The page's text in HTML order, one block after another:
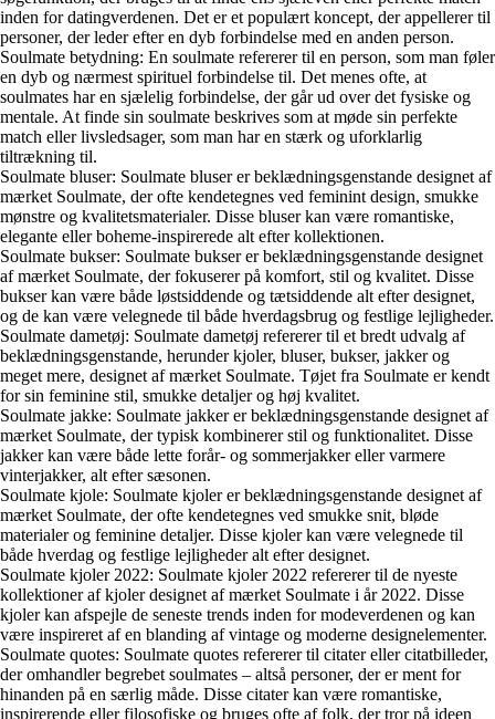
inden for datingverdenen. Det er et populært koncept, der appellerer til
personer, der leder efter en dyb forbindelse med en anden person.
Soulmate betydning: En soulmate refererer til en person, som man føler
en dyb og nærmest spirituel forbindelse til. Det menes ofte, at
soulmates har en sjælelig forbindelse, der går ud over det fysiske og
mentale. At finde sin soulmate beskrives som at møde sin perfekte
match eller livsledsager, som man har en stærk og uforklarlig
tiltrækning til.
Soulmate bluser: Soulmate bluser er beklædningsgenstande designet af
mærket Soulmate, der ofte kendetegnes ved feminint design, smukke
mønstre og kvalitetsmaterialer. Disse bluser kan være romantiske,
elegante eller boheme-inspirerede alt efter kollektionen.
Soulmate bukser: Soulmate bukser er beklædningsgenstande designet
af mærket Soulmate, der fokuserer på komfort, stil og kvalitet. Disse
bukser kan være både løstsiddende og tætsiddende alt efter designet,
og de kan være velegnede til både hverdagsbrug og festlige lejligheder.
Soulmate dametøj: Soulmate dametøj refererer til et bredt udvalg af
beklædningsgenstande, herunder kjoler, bluser, bukser, jakker og
meget mere, designet af mærket Soulmate. Tøjet fra Soulmate er kendt
for sin feminine stil, smukke detaljer og høj kvalitet.
Soulmate jakke: Soulmate jakker er beklædningsgenstande designet af
mærket Soulmate, der typisk kombinerer stil og funktionalitet. Disse
jakker kan være både lette forår- og sommerjakker eller varmere
vinterjakker, alt efter sæsonen.
Soulmate kjole: Soulmate kjoler er beklædningsgenstande designet af
mærket Soulmate, der ofte kendetegnes ved smukke snit, bløde
materialer og feminine detaljer. Disse kjoler kan være velegnede til
både hverdag og festlige lejligheder alt efter designet.
Soulmate kjoler 2022: Soulmate kjoler 2022 refererer til de nyeste
kollektioner af kjoler designet af mærket Soulmate i år 2022. Disse
kjoler kan afspejle de seneste trends inden for modeverdenen og kan
være inspireret af en blanding af vintage og moderne designelementer.
Soulmate quotes: Soulmate quotes refererer til citater eller citatbilleder,
der omhandler begrebet soulmates – altså personer, der er ment for
hinanden på en særlig måde. Disse citater kan være romantiske,
inspirerende eller filosofiske og bruges ofte af folk, der tror på ideen